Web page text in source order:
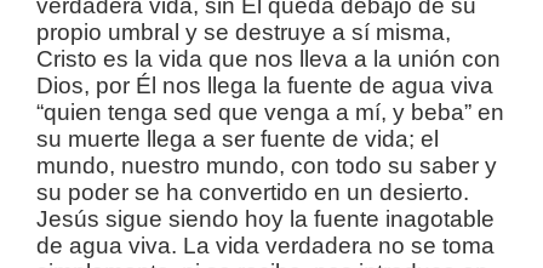
verdadera vida, sin Él queda debajo de su
propio umbral y se destruye a sí misma,
Cristo es la vida que nos lleva a la unión con
Dios, por Él nos llega la fuente de agua viva
“quien tenga sed que venga a mí, y beba” en
su muerte llega a ser fuente de vida; el
mundo, nuestro mundo, con todo su saber y
su poder se ha convertido en un desierto.
Jesús sigue siendo hoy la fuente inagotable
de agua viva. La vida verdadera no se toma